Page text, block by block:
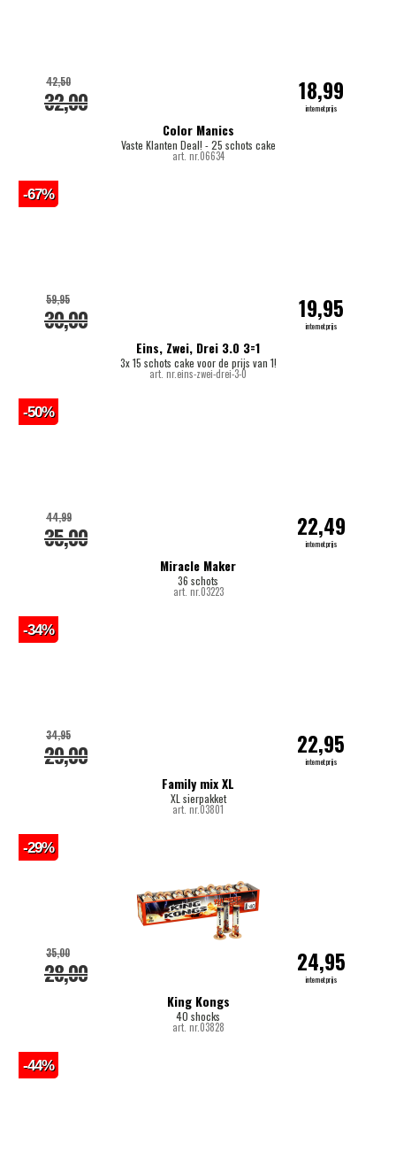
Color Manics
Vaste Klanten Deal! - 25 schots cake
art. nr.06634
32,00
42,50 18,99
internetprijs
Eins, Zwei, Drei 3.0 3=1
3x 15 schots cake voor de prijs van 1!
art. nr.eins-zwei-drei-3-0
30,00
59,95 19,95
internetprijs
-67%
Miracle Maker
36 schots
art. nr.03223
35,00
44,99 22,49
internetprijs
-50%
Family mix XL
XL sierpakket
art. nr.03801
29,00
34,95 22,95
internetprijs
-34%
King Kongs
40 shocks
art. nr.03828
28,00
35,00 24,95
internetprijs
-29%
-44%